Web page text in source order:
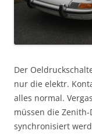
Der
nur die elektr.
alles normal.
müssen die Zenith-
synchronisiert